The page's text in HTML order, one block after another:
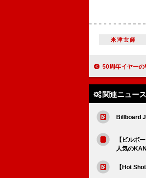
米津玄師
50周年イヤーの甲斐バンドと甲斐よし
関連ニュース
Billboard
【ビルボ
人気の
【Hot